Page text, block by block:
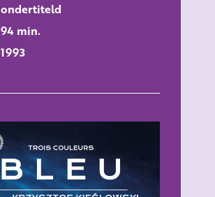
ondertiteld
94 min.
1993